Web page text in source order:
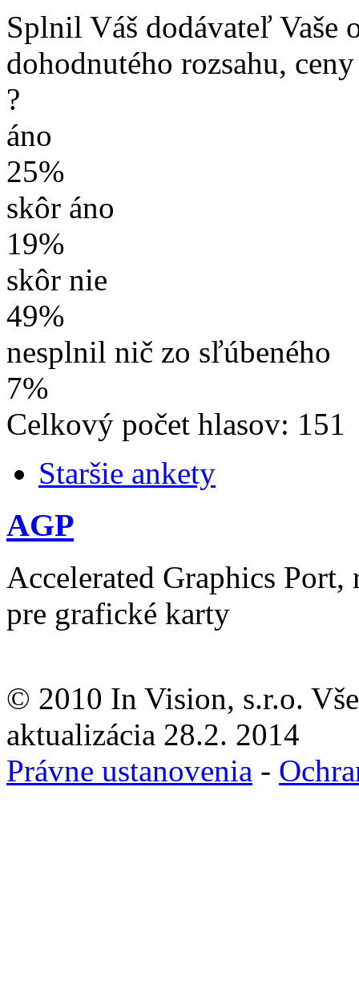
Splnil Váš dodávateľ Vaše
dohodnutého rozsahu,
?
áno
25%
skôr áno
19%
skôr nie
49%
nesplnil nič zo sľúbeného
7%
Celkový počet hlasov: 151
Staršie ankety
AGP
Accelerated Graphics Port,
pre grafické karty
© 2010 In Vision, s.r.o.
aktualizácia 28.2. 2014
Právne ustanovenia -